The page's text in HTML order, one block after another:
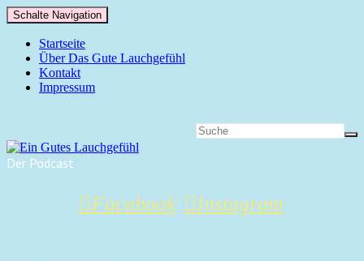
Schalte Navigation
Startseite
Über Das Gute Lauchgefühl
Kontakt
Impressum
Der Podcast
Facebook Instagram